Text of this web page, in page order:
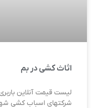
اثاث کشی در بم
لیست قیمت آنلاین
شرکتهای اسباب کشی